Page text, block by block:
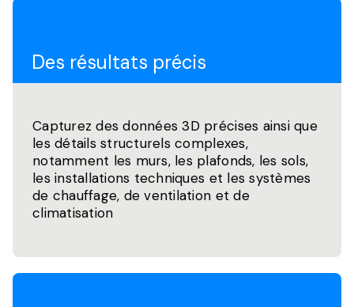
Des résultats précis
Capturez des données 3D précises ainsi que
les détails structurels complexes,
notamment les murs, les plafonds, les sols,
les installations techniques et les systèmes
de chauffage, de ventilation et de
climatisation